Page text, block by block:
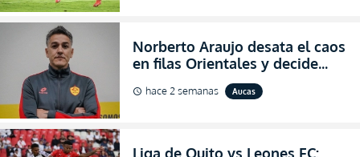
Norberto Araujo desata el caos
en filas Orientales y decide
abandonar la dirección técnica
de Aucas
schedule hace 2 semanas Aucas
Liga de Quito vs Leones FC: